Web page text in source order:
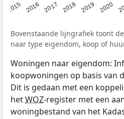
2015 2016 2017 2018 2019 2020
Bovenstaande lijngrafiek toont
naar type eigendom, koop of
Woningen naar eigendom:
koopwoningen op basis van
Dit is gedaan met een
hetWOZ-register met een
woningbestand van het